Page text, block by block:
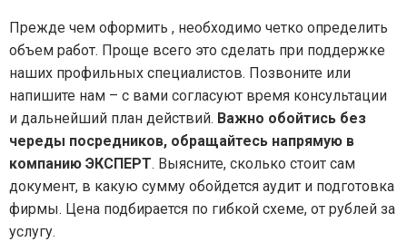
Прежде чем оформить , необходимо четко определить
объем работ. Проще всего это сделать при поддержке
наших профильных специалистов. Позвоните или
напишите нам – с вами согласуют время консультации
и дальнейший план действий. Важно обойтись без
череды посредников, обращайтесь напрямую в
компанию ЭКСПЕРТ. Выясните, сколько стоит сам
документ, в какую сумму обойдется аудит и подготовка
фирмы. Цена подбирается по гибкой схеме, от рублей за
услугу.